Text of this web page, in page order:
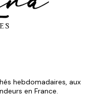
hebdomadaires, aux
en France.